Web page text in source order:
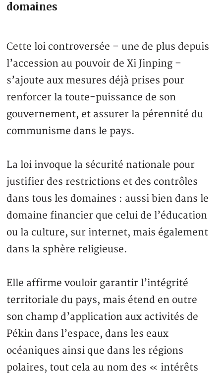
domaines
Cette loi controversée – une de plus depuis
l’accession au pouvoir de Xi Jinping –
s’ajoute aux mesures déjà prises pour
renforcer la toute-puissance de son
gouvernement, et assurer la pérennité du
communisme dans le pays.
La loi invoque la sécurité nationale pour
justifier des restrictions et des contrôles
dans tous les domaines : aussi bien dans le
domaine financier que celui de l’éducation
ou la culture, sur internet, mais également
dans la sphère religieuse.
Elle affirme vouloir garantir l’intégrité
territoriale du pays, mais étend en outre
son champ d’application aux activités de
Pékin dans l’espace, dans les eaux
océaniques ainsi que dans les régions
polaires, tout cela au nom des « intérêts